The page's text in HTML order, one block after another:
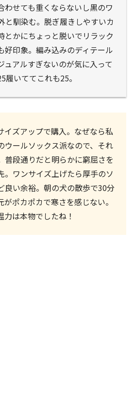
わせても重くならないし黒のワ
と馴染む。脱ぎ履きしやすいカ
とかにちょっと脱いでリラック
好印象。編み込みのディテール
ュアルすぎないのが気に入って
履いててこれも25。
イズアップで購入。なぜなら私
ウールソックス派なので、それ
普段通りだと明らかに窮屈さを
。ワンサイズ上げたら厚手のソ
良い余裕。朝の犬の散歩で30分
ポカポカで寒さを感じない。
は本物でしたね！